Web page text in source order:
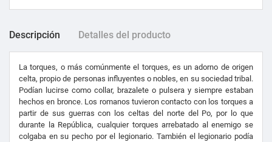
Descripción Detalles del producto
La torques, o más comúnmente el torques, es un adorno de origen
celta, propio de personas influyentes o nobles, en su sociedad tribal.
Podían lucirse como collar, brazalete o pulsera y siempre estaban
hechos en bronce. Los romanos tuvieron contacto con los torques a
partir de sus guerras con los celtas del norte del Po, por lo que
durante la República, cualquier torques arrebatado al enemigo se
colgaba en su pecho por el legionario. También el legionario podía